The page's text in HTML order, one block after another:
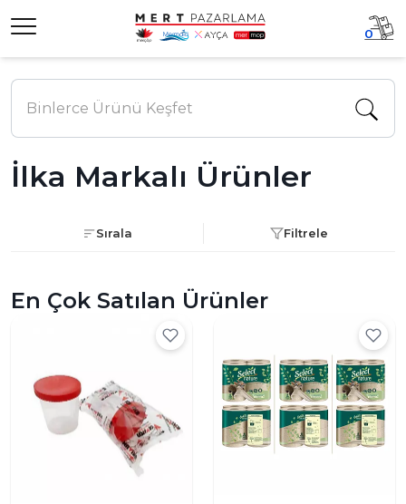
0
İlka Markalı Ürünler
Sırala Filtrele
En Çok Satılan Ürünler